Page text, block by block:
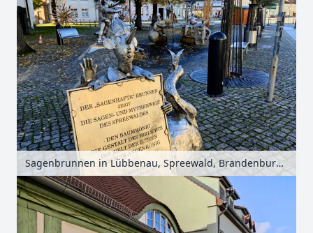
Sagenbrunnen in Lübbenau, Spreewald, Brandenburg, Deutschland